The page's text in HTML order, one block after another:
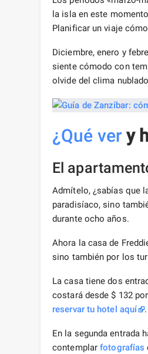
la isla en este
Planificar un viaje
Diciembre, enero y
siente cómodo con
olvide del clima
¿Qué very
El
Admítelo, ¿sabías que
paradisíaco, sino
durante ocho años.
Ahora la casa de
sino también por los
La casa tiene dos
costará desde $ 132
reservar tu hotel aquí .
En la segunda entrada
contemplarfotografías